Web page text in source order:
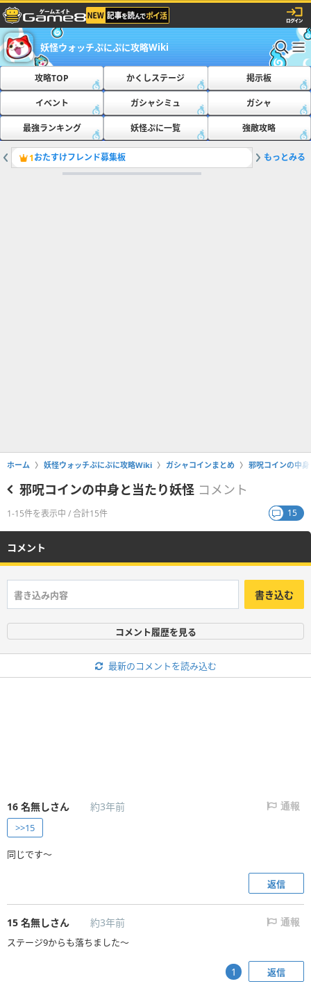
妖怪ウォッチぷにぷに攻略Wiki
攻略TOP かくしステージ 掲示板
イベント ガシャシミュ ガシャ
最強ランキング 妖怪ぷに一覧 強敵攻略
1おたすけフレンド募集板 2ともだ
もっとみる
ホーム 妖怪ウォッチぷにぷに攻略Wiki ガシャコインまとめ 邪呪コインの中
邪呪コインの中身と当たり妖怪 コメント
1-15件を表示中 / 合計15件 15
コメント
書き込む
コメント履歴を見る
最新のコメントを読み込む
16 名無しさん 約3年前 通報
>>15
同じです〜
返信
15 名無しさん 約3年前 通報
ステージ9からも落ちました〜
返信
1